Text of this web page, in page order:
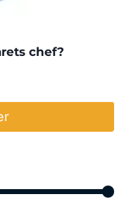
chef?